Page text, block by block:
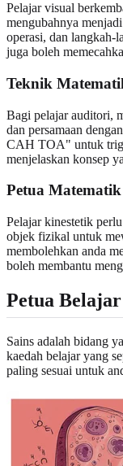
Pelajar visual
mengubahnya
operasi, dan langkah-
juga boleh
Teknik
Bagi pelajar auditori,
dan persamaan
CAH TOA" untuk
menjelaskan konsep
Petua
Pelajar kinestetik
objek fizikal untuk
membolehkan anda
boleh membantu
Petua Belajar
Sains adalah bidang
kaedah belajar yang
paling sesuai untuk